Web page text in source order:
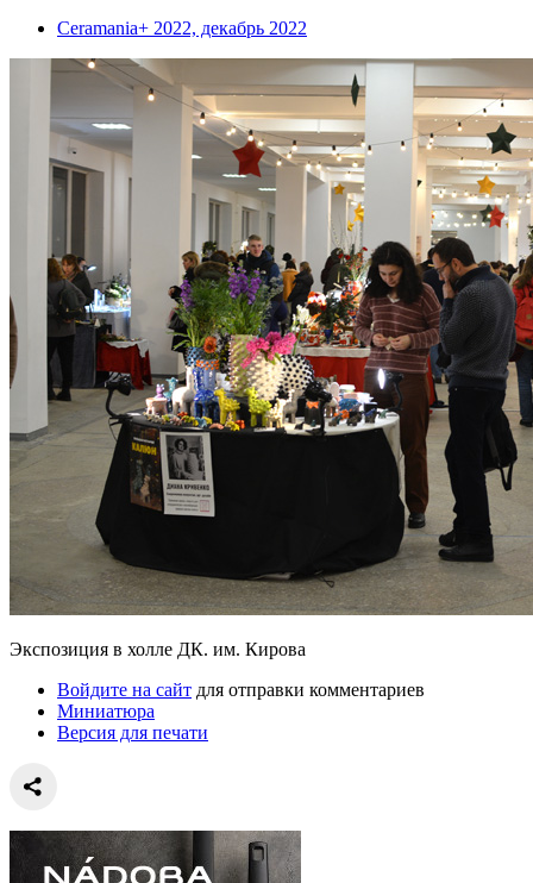
Ceramania+ 2022, декабрь 2022
Экспозиция в холле ДК. им. Кирова
Войдите на сайт для отправки комментариев
Миниатюра
Версия для печати